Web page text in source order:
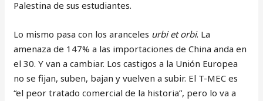
Palestina de sus estudiantes.
Lo mismo pasa con los aranceles urbi et orbi. La
amenaza de 147% a las importaciones de China anda en
el 30. Y van a cambiar. Los castigos a la Unión Europea
no se fijan, suben, bajan y vuelven a subir. El T-MEC es
“el peor tratado comercial de la historia”, pero lo va a